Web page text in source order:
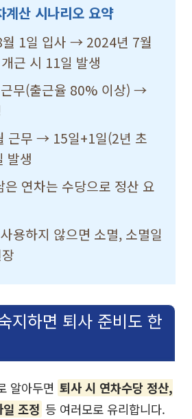
계산 시나리오 요약
1일 입사 → 2024년 7월
근 시 11일 발생
무(출근율 80% 이상) →
근무 → 15일+1일(2년 초
발생
은 연차는 수당으로 정산 요
용하지 않으면 소멸, 소멸일
지하면 퇴사 준비도 한
알아두면 퇴사 시 연차수당 정산,
조정 등 여러모로 유리합니다.